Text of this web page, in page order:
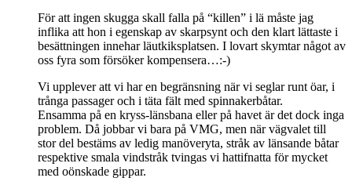
För att ingen skugga skall falla på “killen” i lä måste jag
inflika att hon i egenskap av skarpsynt och den klart lättaste i
besättningen innehar läutkiksplatsen. I lovart skymtar något av
oss fyra som försöker kompensera…:-)
Vi upplever att vi har en begränsning när vi seglar runt öar, i
trånga passager och i täta fält med spinnakerbåtar.
Ensamma på en kryss-länsbana eller på havet är det dock inga
problem. Då jobbar vi bara på VMG, men när vägvalet till
stor del bestäms av ledig manöveryta, stråk av länsande båtar
respektive smala vindstråk tvingas vi hattifnatta för mycket
med oönskade gippar.